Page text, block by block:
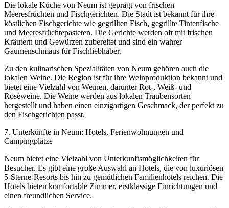
Die lokale Küche von Neum ist geprägt von frischen
Meeresfrüchten und Fischgerichten. Die Stadt ist bekannt für ihre
köstlichen Fischgerichte wie gegrillten Fisch, gegrillte Tintenfische
und Meeresfrüchtepasteten. Die Gerichte werden oft mit frischen
Kräutern und Gewürzen zubereitet und sind ein wahrer
Gaumenschmaus für Fischliebhaber.
Zu den kulinarischen Spezialitäten von Neum gehören auch die
lokalen Weine. Die Region ist für ihre Weinproduktion bekannt und
bietet eine Vielzahl von Weinen, darunter Rot-, Weiß- und
Roséweine. Die Weine werden aus lokalen Traubensorten
hergestellt und haben einen einzigartigen Geschmack, der perfekt zu
den Fischgerichten passt.
7. Unterkünfte in Neum: Hotels, Ferienwohnungen und
Campingplätze
Neum bietet eine Vielzahl von Unterkunftsmöglichkeiten für
Besucher. Es gibt eine große Auswahl an Hotels, die von luxuriösen
5-Sterne-Resorts bis hin zu gemütlichen Familienhotels reichen. Die
Hotels bieten komfortable Zimmer, erstklassige Einrichtungen und
einen freundlichen Service.